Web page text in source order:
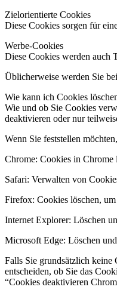
Zielorientierte Cookies
Diese Cookies sorgen für
Werbe-Cookies
Diese Cookies werden auch
Üblicherweise werden Sie
Wie kann ich Cookies
Wie und ob Sie Cookies
deaktivieren oder nur
Wenn Sie feststellen
Chrome: Cookies in Chrome
Safari: Verwalten von
Firefox: Cookies löschen,
Internet Explorer: Löschen
Microsoft Edge: Löschen
Falls Sie grundsätzlich keine
entscheiden, ob Sie das
“Cookies deaktivieren